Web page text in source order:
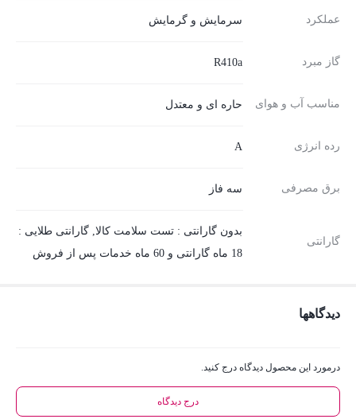
عملکرد سرمایش و گرمایش
گاز مبرد R410a
مناسب آب و هوای حاره ای و معتدل
رده انرژی A
برق مصرفی سه فاز
گارانتی
بدون گارانتی : تست سلامت کالا, گارانتی طلایی :
18 ماه گارانتی و 60 ماه خدمات پس از فروش
دیدگاهها
درمورد این محصول دیدگاه درج کنید.
درج دیدگاه